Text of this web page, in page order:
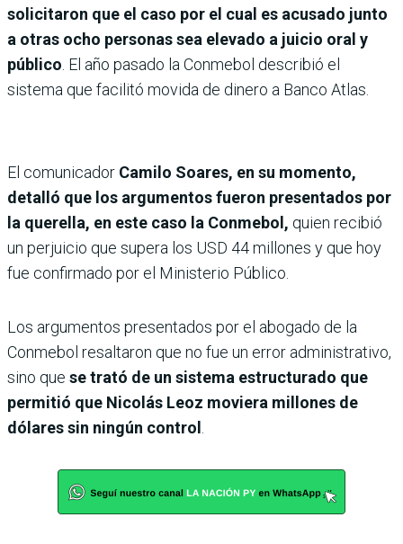
solicitaron que el caso por el cual es acusado junto
a otras ocho personas sea elevado a juicio oral y
público . El año pasado la Conmebol describió el
sistema que facilitó movida de dinero a Banco Atlas.
El comunicador Camilo Soares, en su momento,
detalló que los argumentos fueron presentados por
la querella, en este caso la Conmebol, quien recibió
un perjuicio que supera los USD 44 millones y que hoy
fue confirmado por el Ministerio Público.
Los argumentos presentados por el abogado de la
Conmebol resaltaron que no fue un error administra­tivo,
sino que se trató de un sistema estructu­rado que
permitió que Nicolás Leoz moviera millones de
dólares sin ningún control